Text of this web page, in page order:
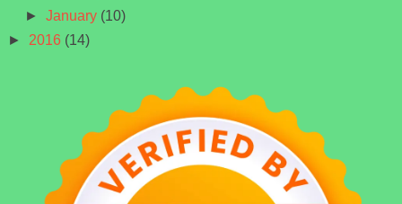
►January (10)
► 2016 (14)